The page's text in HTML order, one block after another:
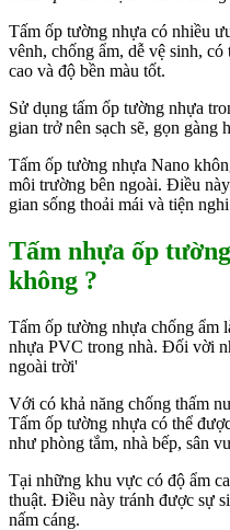
Tấm ốp tường nhựa có nhiều
vênh, chống ẩm, dễ vệ sinh,
cao và độ bền màu tốt.
Sử dụng tấm ốp tường nhựa
gian trở nên sạch sẽ, gọn gàng
Tấm ốp tường nhựa Nano
môi trường bên ngoài. Điều
gian sống thoải mái và tiện
Tấm nhựa ốp
không ?
Tấm ốp tường nhựa chống ẩm
nhựa PVC trong nhà. Đối vời
ngoài trời'
Với có khả năng chống thấm
Tấm ốp tường nhựa có thể
như phòng tắm, nhà bếp, sân
Tại những khu vực có độ ẩm
thuật. Điều này tránh được sự
nấm cáng.